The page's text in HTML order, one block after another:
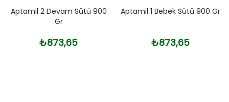
Aptamil 2 Devam Sütü 900
Gr
₺873,65
Aptamil 1 Bebek Sütü 900 Gr
₺873,65